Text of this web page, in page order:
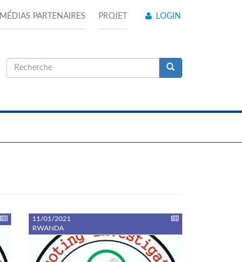
MÉDIAS PARTENAIRES PROJET LOGIN
Formulaire
recherche
11/01/2021
RWANDA